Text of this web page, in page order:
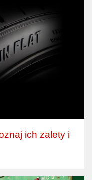
ich zalety i